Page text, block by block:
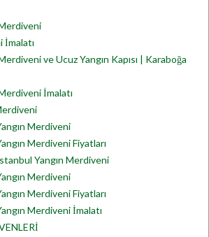
İmalatı
ve Ucuz Yangın Kapısı | Karaboğa
İmalatı
Merdiveni
Merdiveni Fiyatları
Yangın Merdiveni
Merdiveni
Merdiveni Fiyatları
Merdiveni İmalatı